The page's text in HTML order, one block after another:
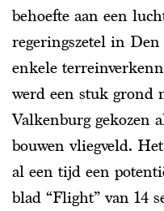
behoefte aan een
regeringszetel in Den
enkele
werd een stuk grond
Valkenburg gekozen
bouwen vliegveld.
al een tijd een
blad “Flight” van 14